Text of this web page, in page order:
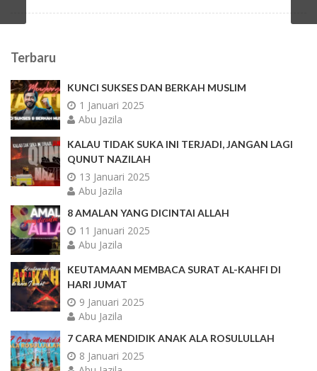
Terbaru
KUNCI SUKSES DAN BERKAH MUSLIM
1 Januari 2025
Abu Jazila
KALAU TIDAK SUKA INI TERJADI, JANGAN LAGI
QUNUT NAZILAH
13 Januari 2025
Abu Jazila
8 AMALAN YANG DICINTAI ALLAH
11 Januari 2025
Abu Jazila
KEUTAMAAN MEMBACA SURAT AL-KAHFI DI
HARI JUMAT
9 Januari 2025
Abu Jazila
7 CARA MENDIDIK ANAK ALA ROSULULLAH
8 Januari 2025